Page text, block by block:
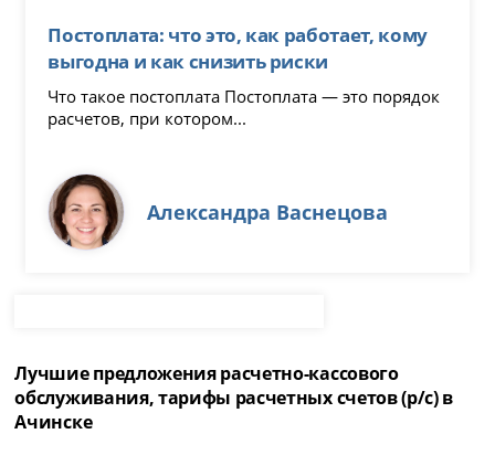
Постоплата: что это, как работает, кому
выгодна и как снизить риски
Что такое постоплата Постоплата — это порядок
расчетов, при котором...
Александра Васнецова
Лучшие предложения расчетно-кассового
обслуживания, тарифы расчетных счетов (р/с) в
Ачинске